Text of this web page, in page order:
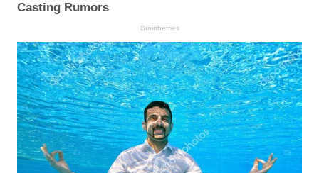
Casting Rumors
Brainberries